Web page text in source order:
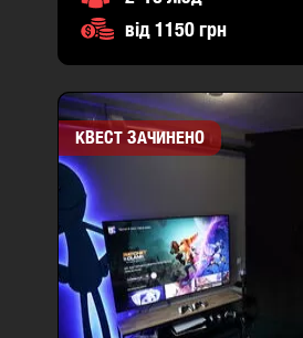
від 1150 грн
КВЕСТ ЗАЧИНЕНО